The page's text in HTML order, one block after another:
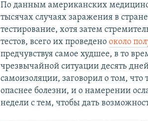
По данным американских
тысячах случаях заражения в
тестирование, хотя затем
тестов, всего их проведенооколо
предчувствуя самое худшее, в то
чрезвычайной ситуации десять
самоизоляции, заговорил о том, что
опаснее болезни, и о намерении
недели с тем, чтобы дать